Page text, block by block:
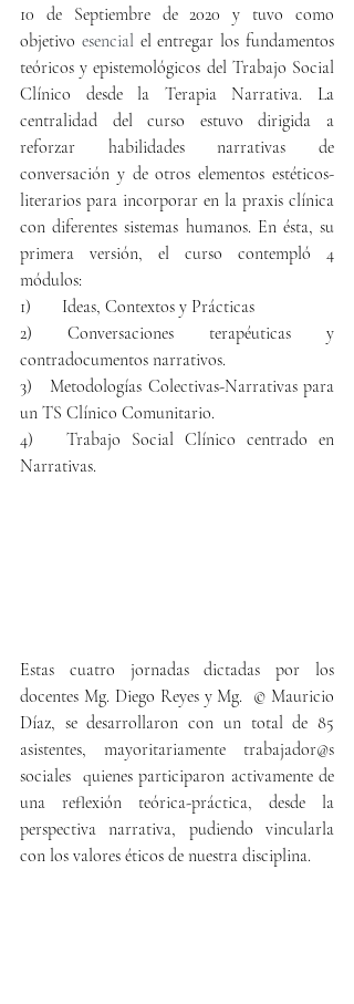
10 de Septiembre de 2020 y tuvo como
objetivo esencial el entregar los fundamentos
teóricos y epistemológicos del Trabajo Social
Clínico desde la Terapia Narrativa. La
centralidad del curso estuvo dirigida a
reforzar habilidades narrativas de
conversación y de otros elementos estéticos-
literarios para incorporar en la praxis clínica
con diferentes sistemas humanos. En ésta, su
primera versión, el curso contempló 4
módulos:
1)       Ideas, Contextos y Prácticas
2) Conversaciones terapéuticas y
contradocumentos narrativos.
3)   Metodologías Colectivas-Narrativas para
un TS Clínico Comunitario.
4)   Trabajo Social Clínico centrado en
Narrativas.
Estas cuatro jornadas dictadas por los
docentes Mg. Diego Reyes y Mg. © Mauricio
Díaz, se desarrollaron con un total de 85
asistentes, mayoritariamente trabajador@s
sociales  quienes participaron activamente de
una reflexión teórica-práctica, desde la
perspectiva narrativa, pudiendo vincularla
con los valores éticos de nuestra disciplina.